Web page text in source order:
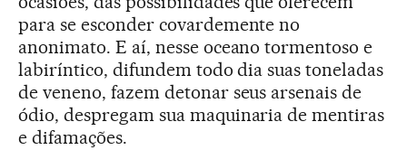
para se esconder covardemente no
anonimato. E aí, nesse oceano tormentoso e
labiríntico, difundem todo dia suas toneladas
de veneno, fazem detonar seus arsenais de
ódio, despregam sua maquinaria de mentiras
e difamações.